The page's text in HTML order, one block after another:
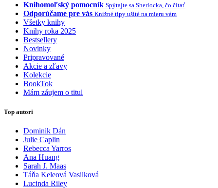
Knihomoľský pomocník Spýtajte sa Sherlocka, čo čítať
Odporúčame pre vás Knižné tipy ušité na mieru vám
Všetky knihy
Knihy roka 2025
Bestsellery
Novinky
Pripravované
Akcie a zľavy
Kolekcie
BookTok
Mám záujem o titul
Top autori
Dominik Dán
Julie Caplin
Rebecca Yarros
Ana Huang
Sarah J. Maas
Táňa Keleová Vasilková
Lucinda Riley